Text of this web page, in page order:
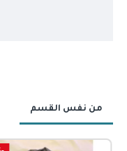
من نفس القسم